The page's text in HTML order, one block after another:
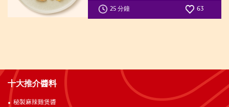
25 分鐘 63
十大推介醬料
秘製麻辣雞煲醬